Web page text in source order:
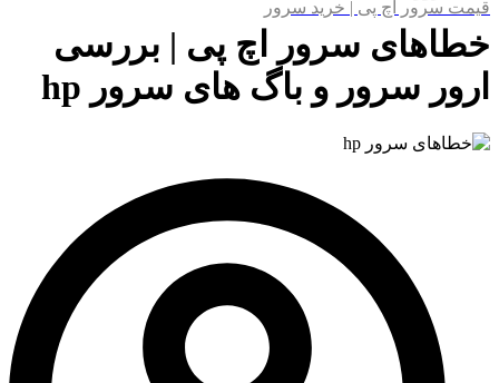
خطاهای سرور اچ پی | بررسی
ارور سرور و باگ های سرور hp